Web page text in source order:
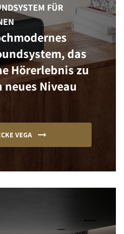
FÜR
das
Hörerlebnis zu
neues Niveau
VEGA